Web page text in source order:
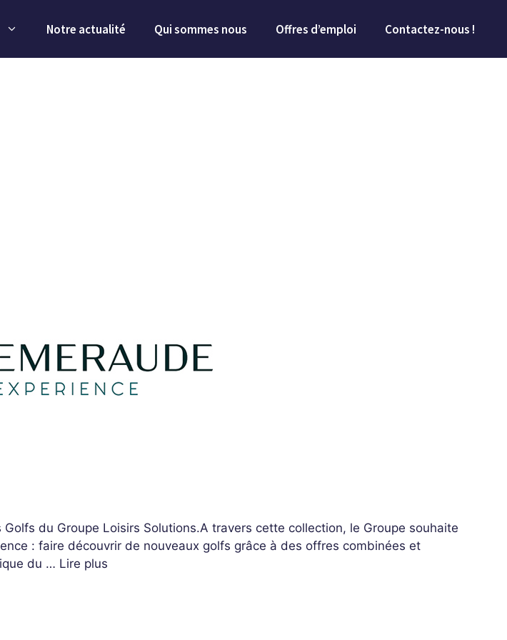
Notre actualité Qui sommes­ nous Offres d’emploi Contactez-nous !
du Groupe Loisirs Solutions.A travers cette collection, le Groupe souhaite
: faire découvrir de nouveaux golfs grâce à des offres combinées et
du … Lire plus